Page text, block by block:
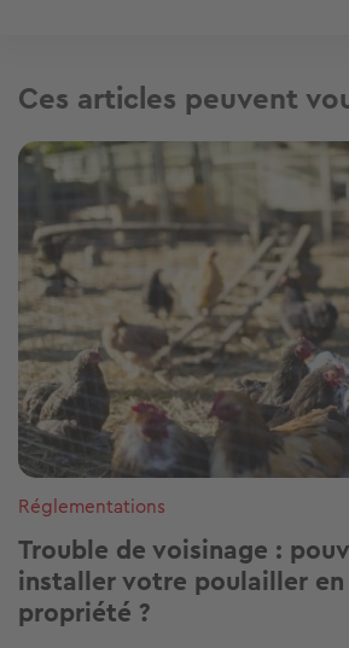
Ces articles peuvent
Image
Réglementations
Trouble de voisinage :
installer votre poulailler
propriété ?